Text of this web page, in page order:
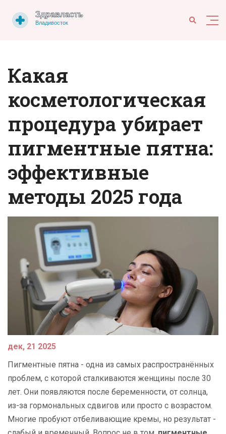
Какая
косметологическая
процедура убирает
пигментные пятна:
эффективные
методы 2025 года
дек, 21 2025
Пигментные пятна - одна из самых распространённых
проблем, с которой сталкиваются женщины после 30
лет. Они появляются после беременности, от солнца,
из-за гормональных сдвигов или просто с возрастом.
Многие пробуют отбеливающие кремы, но результат -